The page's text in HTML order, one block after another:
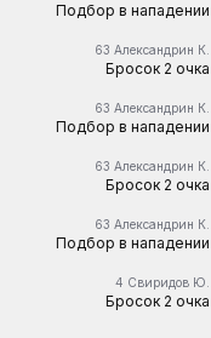
Подбор в нападении
63 Александрин К.
Бросок 2 очка
63 Александрин К.
Подбор в нападении
63 Александрин К.
Бросок 2 очка
63 Александрин К.
Подбор в нападении
4 Свиридов Ю.
Бросок 2 очка